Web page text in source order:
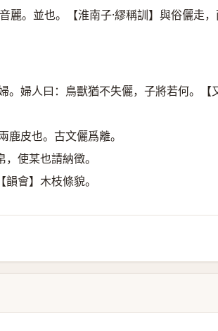
麗。並也。【淮南子·繆稱訓】與俗儷走，
。婦人曰：鳥獸猶不失儷，子將若何。【
鹿皮也。古文儷爲離。
使某也請納徵。
會】木枝條貌。